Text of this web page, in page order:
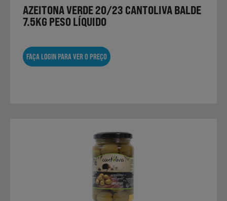
AZEITONA VERDE 20/23 CANTOLIVA BALDE
7.5KG PESO LÍQUIDO
FAÇA LOGIN PARA VER O PREÇO